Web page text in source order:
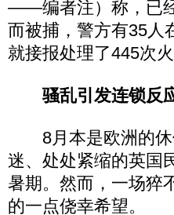
——编者注）称，已
而被捕，警方有35人
就接报处理了445次火
骚乱引发连锁反
8月本是欧洲的休
迷、处处紧缩的英国
暑期。然而，一场猝
的一点侥幸希望。